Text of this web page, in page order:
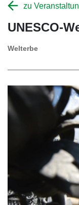
zu
UNESCO-
Welterbe